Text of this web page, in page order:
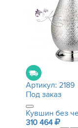
Артикул: 2189
Под заказ
Кувшин без
310 464